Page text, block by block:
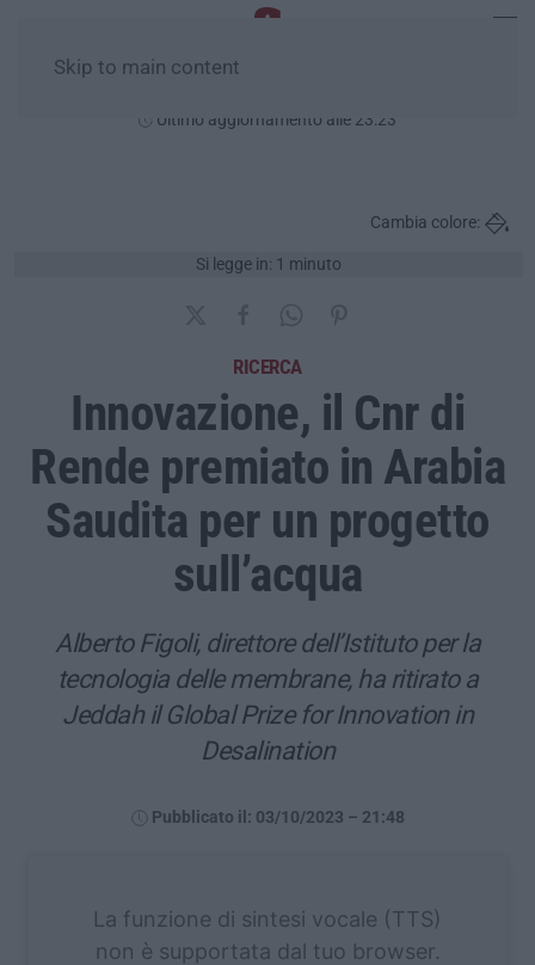
Skip to main content
Ultimo aggiornamento alle 23:23
Si legge in: 1 minuto
Cambia colore:
RICERCA
Innovazione, il Cnr di
Rende premiato in Arabia
Saudita per un progetto
sull’acqua
Alberto Figoli, direttore dell’Istituto per la
tecnologia delle membrane, ha ritirato a
Jeddah il Global Prize for Innovation in
Desalination
Pubblicato il: 03/10/2023 – 21:48
La funzione di sintesi vocale (TTS)
non è supportata dal tuo browser.